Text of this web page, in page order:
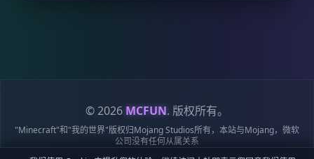
© 2026 MCFUN. 版权所有。
"Minecraft"和"我的世界"版权归Mojang Studios所有，本站与Mojang，微软
公司没有任何从属关系